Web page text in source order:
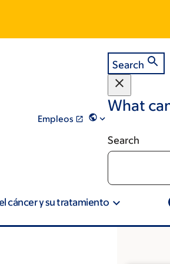
Empleos
Search
What
Search
cáncer y su tratamiento